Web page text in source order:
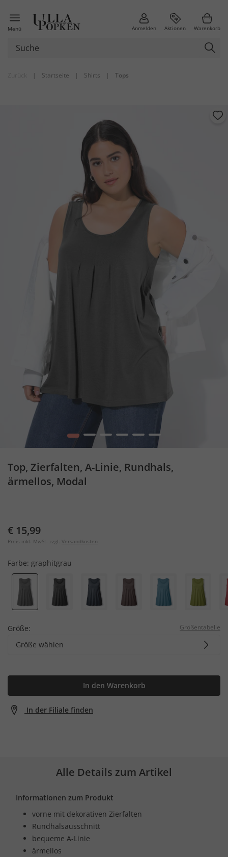
Menü Anmelden Aktionen Warenkorb
| Startseite | Shirts | Tops
1 2 3 4 5 6
Top, Zierfalten, A-Linie, Rundhals,
ärmellos, Modal
€ 15,99
Preis inkl. MwSt. zzgl. Versandkosten
Farbe: graphitgrau
Größe: Größentabelle
Größe wählen
In den Warenkorb
In der Filiale finden
Alle Details zum Artikel
Informationen zum Produkt
vorne mit dekorativen Zierfalten
Rundhalsausschnitt
bequeme A-Linie
ärmellos